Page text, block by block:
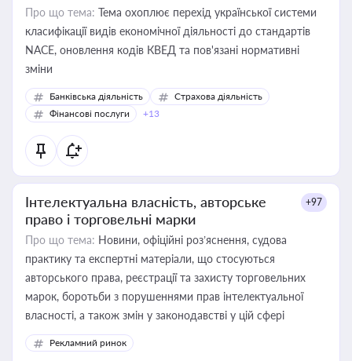
Про що тема: Тема охоплює перехід української системи
класифікації видів економічної діяльності до стандартів
NACE, оновлення кодів КВЕД та пов'язані нормативні
зміни
Банківська діяльність
Страхова діяльність
Фінансові послуги
+13
Інтелектуальна власність, авторське
право і торговельні марки
+97
Про що тема: Новини, офіційні роз’яснення, судова
практику та експертні матеріали, що стосуються
авторського права, реєстрації та захисту торговельних
марок, боротьби з порушеннями прав інтелектуальної
власності, а також змін у законодавстві у цій сфері
Рекламний ринок